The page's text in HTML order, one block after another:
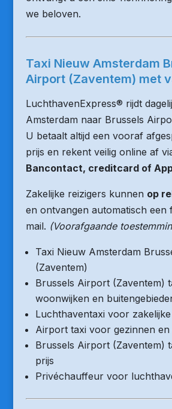
we beloven.
Taxi Nieuw Amsterdam
Airport (Zaventem) met
LuchthavenExpress® rijdt
Amsterdam naar Brussels
U betaalt altijd een vooraf
prijs en rekent veilig online af
Bancontact, creditcard of
Zakelijke reizigers kunnen op
en ontvangen automatisch
mail. (Voorafgaande
Taxi Nieuw Amsterdam
(Zaventem)
Brussels Airport (Zaventem)
woonwijken en
Luchthaventaxi voor
Airport taxi voor gezinnen en
Brussels Airport (Zaventem)
prijs
Privéchauffeur voor